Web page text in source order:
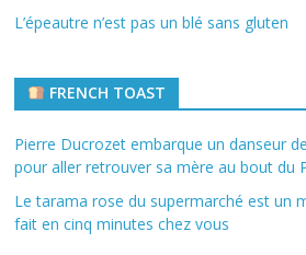
L’épeautre n’est pas un blé sans gluten
FRENCH TOAST
Pierre Ducrozet embarque un danseur
pour aller retrouver sa mère au bout du
Le tarama rose du supermarché est un
fait en cinq minutes chez vous